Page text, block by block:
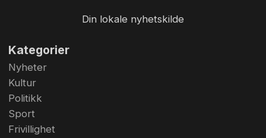
Din lokale nyhetskilde
Kategorier
Nyheter
Kultur
Politikk
Sport
Frivillighet